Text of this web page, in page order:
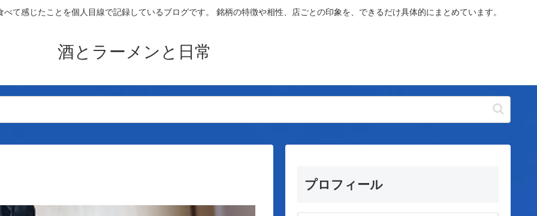
て感じたことを個人目線で記録しているブログです。 銘柄の特徴や相性、店ごとの印象を、できるだけ具体的にまとめています。
酒とラーメンと日常
プロフィール